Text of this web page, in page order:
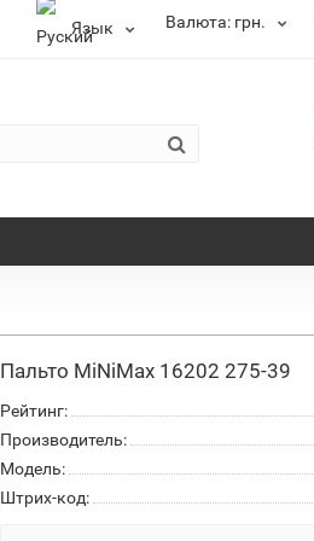
Язык Валюта: грн.
Пальто MiNiMax 16202 275-39
Рейтинг:
Производитель:
Модель:
Штрих-код: